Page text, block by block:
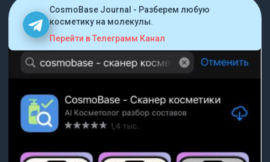
CosmoBase Journal - Разберем любую
косметику на молекулы.
Перейти в Телеграмм Канал